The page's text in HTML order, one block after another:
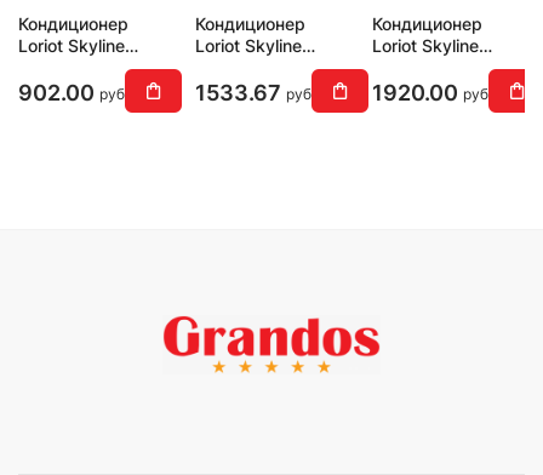
Кондиционер
Loriot Skyline
902.00 руб
Кондиционер
Loriot Skyline
1533.67 руб
Кондиционер
Loriot Skyline
1920.00 руб